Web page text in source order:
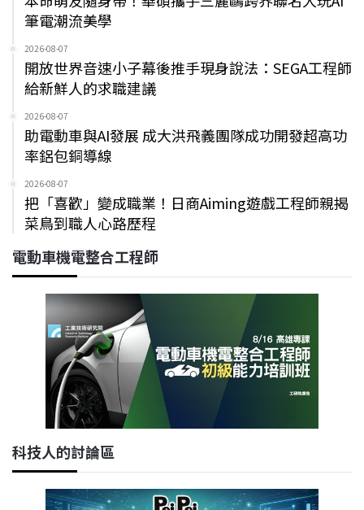
筆電潮流美學
2026-08-07
開放世界音速小子幕後推手現身說法：SEGA工程師
給新鮮人的求職建議
2026-08-07
助電動車與AI發展 成大洪飛義團隊成功開發超高功
率鋁包銅導線
2026-08-07
把「喜歡」變成職業！日商Aiming遊戲工程師親揭
菜鳥到職人心路歷程
電動車機電整合工程師
科技人的討論區